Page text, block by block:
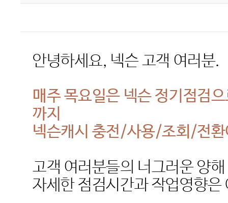
안녕하세요, 넥슨 고객 여러분.
매주 목요일은 넥슨 정기점검
까지
넥슨캐시 충전/사용/조회 /전
고객 여러분들의 너그러운 양
자세한 점검시간과 작업영향